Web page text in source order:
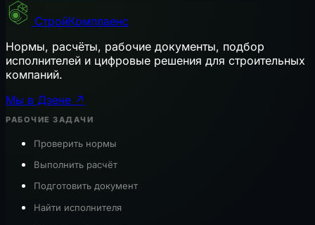
СтройКомплаенс
Нормы, расчёты, рабочие документы, подбор
исполнителей и цифровые решения для строительных
компаний.
Мы в Дзене ↗
РАБОЧИЕ ЗАДАЧИ
Проверить нормы
Выполнить расчёт
Подготовить документ
Найти исполнителя